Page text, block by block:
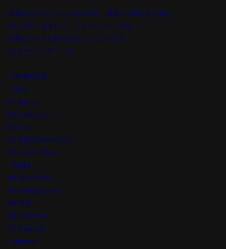
永井さんのセッションのはずが、意外と米川さんの曲が
多いので、まさしく「ハイブリッド」的な！
非常にロックな荒くれセッションでした。
ほげーーーー(*ﾟ▽ﾟ)ﾉ！
［SETLIST］
（1st.）
01. Stratus
02. Earthquake
03. Soul
04. Still God The Blues
05. Broken Wings
（2nd.）
06. Out Of Order
07. Getting Beatter
08. 奇跡
09. Night View
10. Barracuda
（encore）